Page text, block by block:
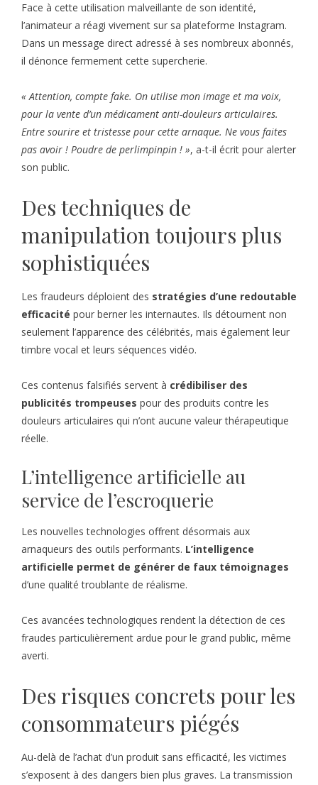
Face à cette utilisation malveillante de son identité,
l’animateur a réagi vivement sur sa plateforme Instagram.
Dans un message direct adressé à ses nombreux abonnés,
il dénonce fermement cette supercherie.
« Attention, compte fake. On utilise mon image et ma voix,
pour la vente d’un médicament anti-douleurs articulaires.
Entre sourire et tristesse pour cette arnaque. Ne vous faites
pas avoir ! Poudre de perlimpinpin ! », a-t-il écrit pour alerter
son public.
Des techniques de
manipulation toujours plus
sophistiquées
Les fraudeurs déploient des stratégies d’une redoutable
efficacité pour berner les internautes. Ils détournent non
seulement l’apparence des célébrités, mais également leur
timbre vocal et leurs séquences vidéo.
Ces contenus falsifiés servent à crédibiliser des
publicités trompeuses pour des produits contre les
douleurs articulaires qui n’ont aucune valeur thérapeutique
réelle.
L’intelligence artificielle au
service de l’escroquerie
Les nouvelles technologies offrent désormais aux
arnaqueurs des outils performants. L’intelligence
artificielle permet de générer de faux témoignages
d’une qualité troublante de réalisme.
Ces avancées technologiques rendent la détection de ces
fraudes particulièrement ardue pour le grand public, même
averti.
Des risques concrets pour les
consommateurs piégés
Au-delà de l’achat d’un produit sans efficacité, les victimes
s’exposent à des dangers bien plus graves. La transmission